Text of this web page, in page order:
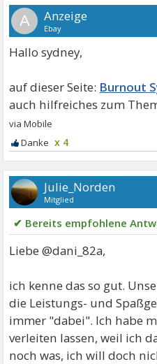
A
Hallo sydney,
Burnout
x 4
Julie_Norden
Mitglied
✔ Bereits empfohlene
Liebe @dani_82a,
ich kenne das so gut.
die Leistungs- und
immer "dabei". Ich habe
verleiten lassen, weil ich
noch was, ich will doch